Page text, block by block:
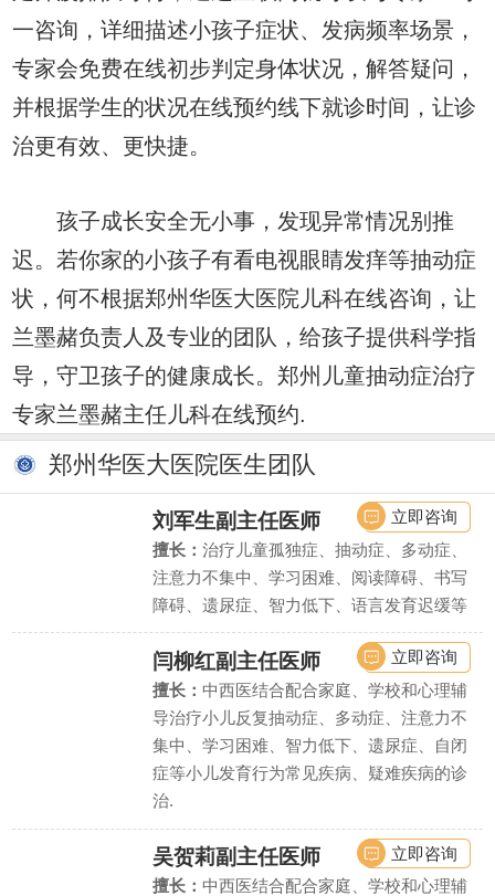
一咨询，详细描述小孩子症状、发病频率场景，
专家会免费在线初步判定身体状况，解答疑问，
并根据学生的状况在线预约线下就诊时间，让诊
治更有效、更快捷。
孩子成长安全无小事，发现异常情况别推
迟。若你家的小孩子有看电视眼睛发痒等抽动症
状，何不根据郑州华医大医院儿科在线咨询，让
兰墨赭负责人及专业的团队，给孩子提供科学指
导，守卫孩子的健康成长。郑州儿童抽动症治疗
专家兰墨赭主任儿科在线预约.
郑州华医大医院医生团队
刘军生副主任医师
擅长： 治疗儿童孤独症、抽动症、多动症、
注意力不集中、学习困难、阅读障碍、书写
障碍、遗尿症、智力低下、语言发育迟缓等
立即咨询
闫柳红副主任医师
擅长： 中西医结合配合家庭、学校和心理辅
导治疗小儿反复抽动症、多动症、注意力不
集中、学习困难、智力低下、遗尿症、自闭
症等小儿发育行为常见疾病、疑难疾病的诊
治.
立即咨询
吴贺莉副主任医师
擅长： 中西医结合配合家庭、学校和心理辅
立即咨询